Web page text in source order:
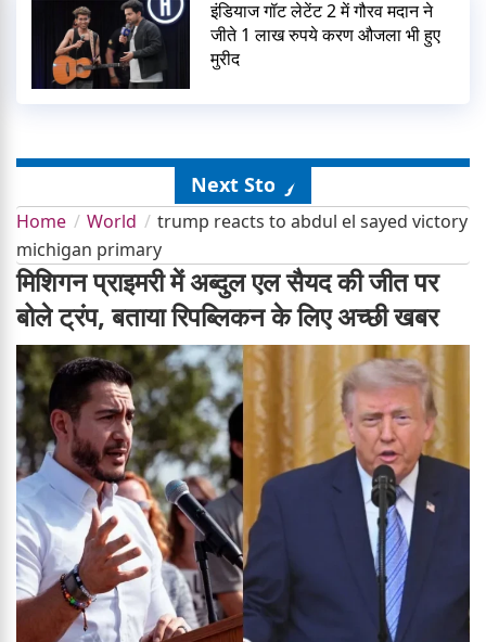
इंडियाज गॉट लेटेंट 2 में गौरव मदान ने
जीते 1 लाख रुपये करण औजला भी हुए
मुरीद
Next Story
Home World
trump reacts to abdul el sayed victory
michigan primary
मिशिगन प्राइमरी में अब्दुल एल सैयद की जीत पर
बोले ट्रंप, बताया रिपब्लिकन के लिए अच्छी खबर